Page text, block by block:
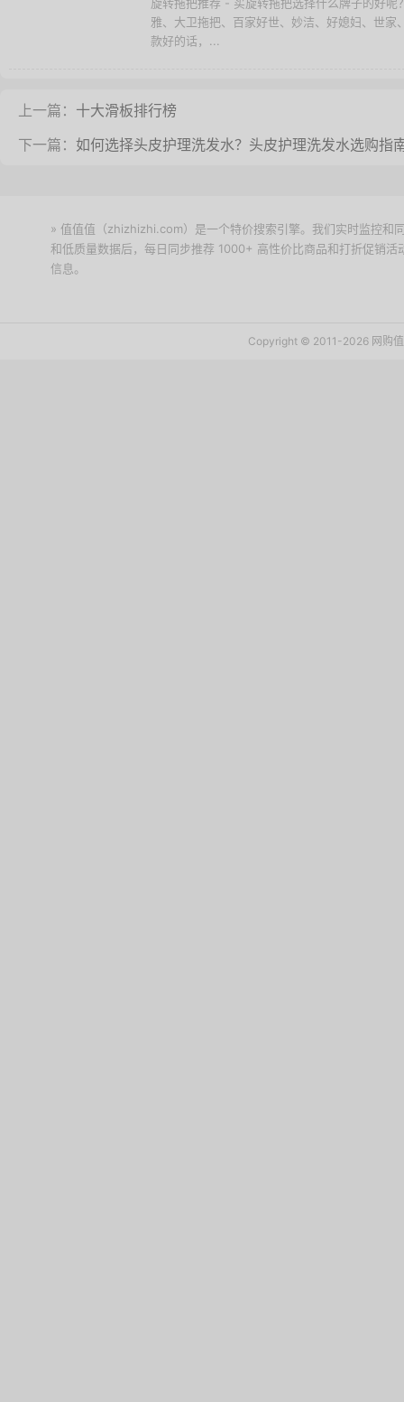
雅、大卫拖把、百家好世、妙洁、好媳妇、世
款好的话，...
上一篇： 十大滑板排行榜
下一篇： 如何选择头皮护理洗发水？头皮护理洗发水选购指
» 值值值（zhizhizhi.com）是一个特价搜索引擎。我们实时监控和
和低质量数据后，每日同步推荐 1000+ 高性价比商品和打折促销
信息。
Copyright © 2011-2026 网购